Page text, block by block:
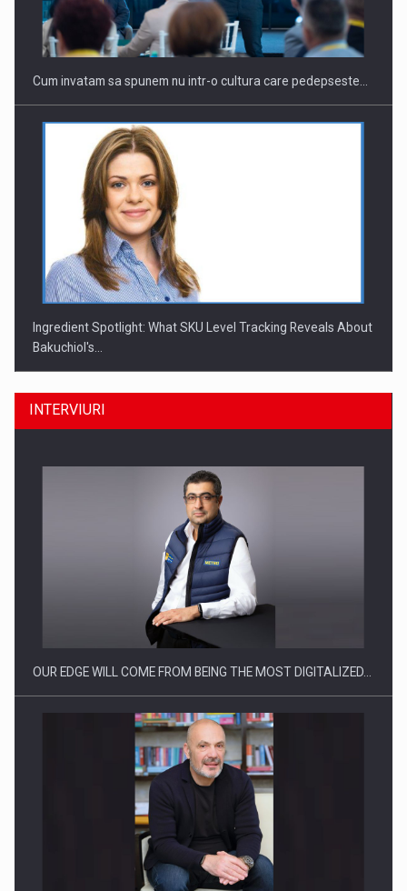
Cum invatam sa spunem nu intr-o cultura care pedepseste…
Ingredient Spotlight: What SKU Level Tracking Reveals About
Bakuchiol's…
Producatorii si comerciantii care nu se supun noilor
Proteinmaxxing and the Future of Protein Demand
INTERVIURI
OUR EDGE WILL COME FROM BEING THE MOST DIGITALIZED…